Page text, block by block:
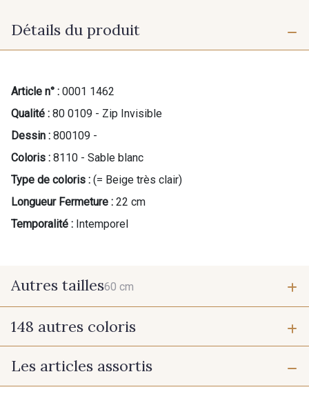
Détails du produit
Article n° : 0001 1462
Qualité : 80 0109 - Zip Invisible
Dessin : 800109 -
Coloris : 8110 - Sable blanc
Type de coloris : (= Beige très clair)
Longueur Fermeture : 22 cm
Temporalité : Intemporel
Autres tailles60 cm
60 cm
148 autres coloris
9975 - Noir Jet
Les articles assortis